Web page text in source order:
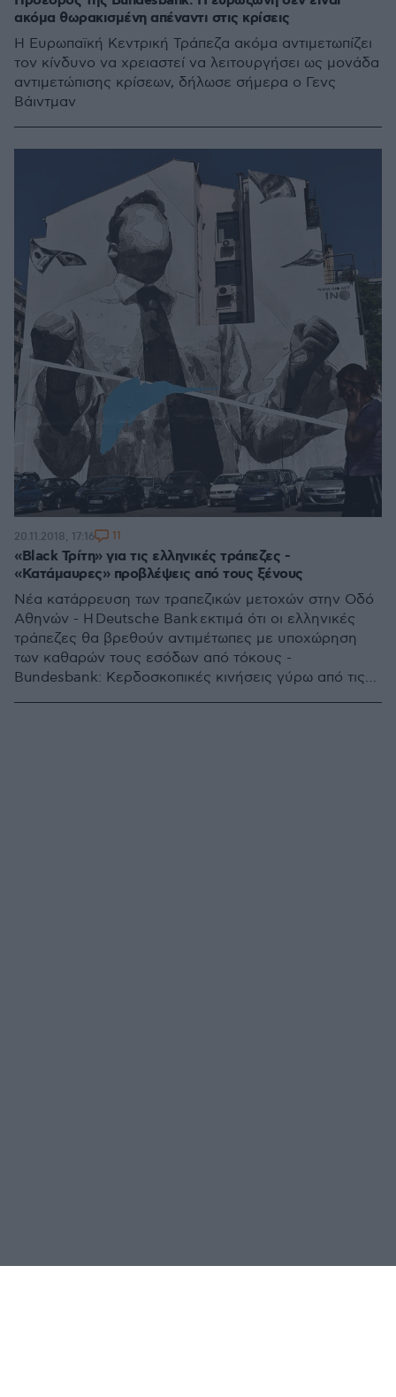
ακόμα θωρακισμένη απέναντι στις κρίσεις
Η Ευρωπαϊκή Κεντρική Τράπεζα ακόμα αντιμετωπίζει
τον κίνδυνο να χρειαστεί να λειτουργήσει ως μονάδα
αντιμετώπισης κρίσεων, δήλωσε σήμερα ο Γενς
Βάιντμαν
«Black Τρίτη» για τις ελληνικές τράπεζες -
«Κατάμαυρες» προβλέψεις από τους ξένους
Νέα κατάρρευση των τραπεζικών μετοχών στην Οδό
Αθηνών - Η Deutsche Bank εκτιμά ότι οι ελληνικές
τράπεζες θα βρεθούν αντιμέτωπες με υποχώρηση
των καθαρών τους εσόδων από τόκους -
Bundesbank: Κερδοσκοπικές κινήσεις γύρω από τις
20.11.2018, 17:16 11